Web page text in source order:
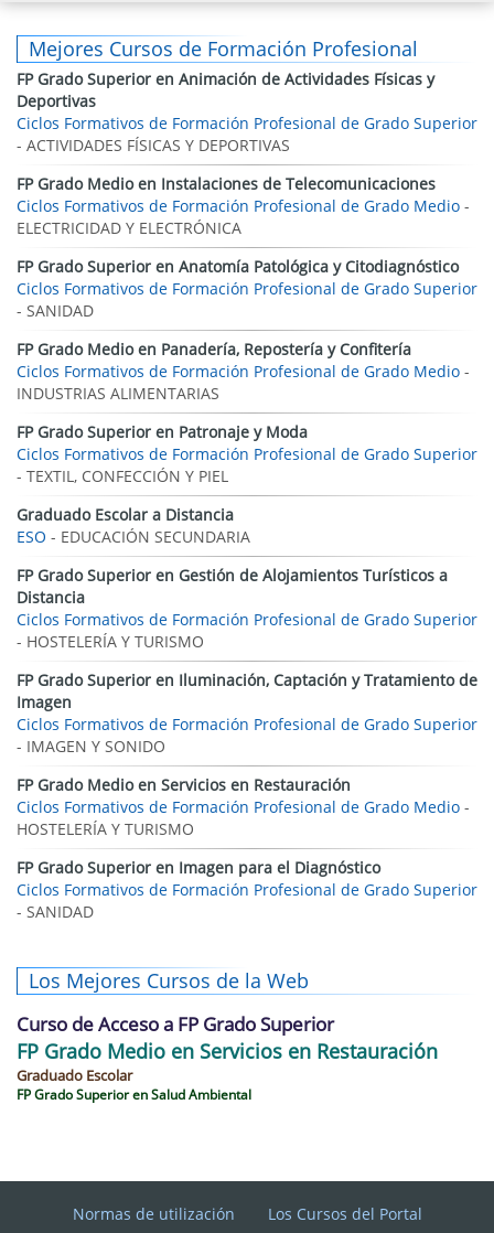
Mejores Cursos de Formación Profesional
FP Grado Superior en Animación de Actividades Físicas y
Deportivas
Ciclos Formativos de Formación Profesional de Grado Superior
- ACTIVIDADES FÍSICAS Y DEPORTIVAS
FP Grado Medio en Instalaciones de Telecomunicaciones
Ciclos Formativos de Formación Profesional de Grado Medio -
ELECTRICIDAD Y ELECTRÓNICA
FP Grado Superior en Anatomía Patológica y Citodiagnóstico
Ciclos Formativos de Formación Profesional de Grado Superior
- SANIDAD
FP Grado Medio en Panadería, Repostería y Confitería
Ciclos Formativos de Formación Profesional de Grado Medio -
INDUSTRIAS ALIMENTARIAS
FP Grado Superior en Patronaje y Moda
Ciclos Formativos de Formación Profesional de Grado Superior
- TEXTIL, CONFECCIÓN Y PIEL
Graduado Escolar a Distancia
ESO - EDUCACIÓN SECUNDARIA
FP Grado Superior en Gestión de Alojamientos Turísticos a
Distancia
Ciclos Formativos de Formación Profesional de Grado Superior
- HOSTELERÍA Y TURISMO
FP Grado Superior en Iluminación, Captación y Tratamiento de
Imagen
Ciclos Formativos de Formación Profesional de Grado Superior
- IMAGEN Y SONIDO
FP Grado Medio en Servicios en Restauración
Ciclos Formativos de Formación Profesional de Grado Medio -
HOSTELERÍA Y TURISMO
FP Grado Superior en Imagen para el Diagnóstico
Ciclos Formativos de Formación Profesional de Grado Superior
- SANIDAD
Los Mejores Cursos de la Web
Curso de Acceso a FP Grado Superior
FP Grado Medio en Servicios en Restauración
Graduado Escolar
FP Grado Superior en Salud Ambiental
Normas de utilización Los Cursos del Portal